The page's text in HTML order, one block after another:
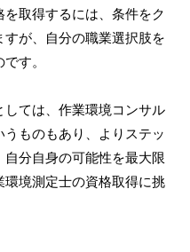
取得するには、条件をク
が、自分の職業選択肢を
す。
ては、作業環境コンサル
ものもあり、よりステッ
分自身の可能性を最大限
境測定士の資格取得に挑